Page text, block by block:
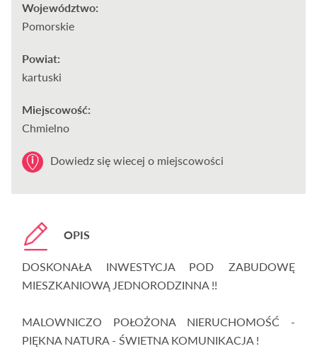
Województwo:
Pomorskie
Powiat:
kartuski
Miejscowość:
Chmielno
Dowiedz się wiecej o miejscowości
OPIS
DOSKONAŁA INWESTYCJA POD ZABUDOWĘ
MIESZKANIOWĄ JEDNORODZINNA !!
MALOWNICZO POŁOŻONA NIERUCHOMOŚĆ -
PIĘKNA NATURA - ŚWIETNA KOMUNIKACJA !